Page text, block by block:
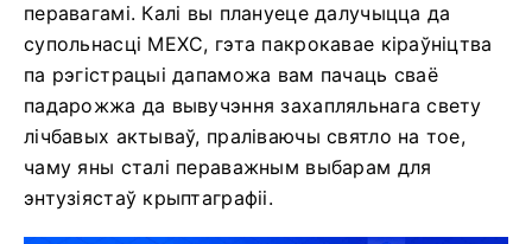
перавагамі. Калі вы плануеце далучыцца да
супольнасці MEXC, гэта пакрокавае кіраўніцтва
па рэгістрацыі дапаможа вам пачаць сваё
падарожжа да вывучэння захапляльнага свету
лічбавых актываў, праліваючы святло на тое,
чаму яны сталі пераважным выбарам для
энтузіястаў крыптаграфіі.